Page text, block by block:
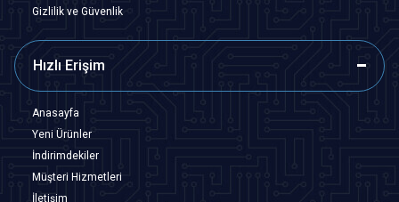
Gizlilik ve Güvenlik
Hızlı Erişim
Anasayfa
Yeni Ürünler
İndirimdekiler
Müşteri Hizmetleri
İletişim